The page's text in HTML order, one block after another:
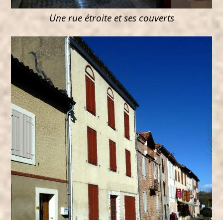
Une rue étroite et ses couverts